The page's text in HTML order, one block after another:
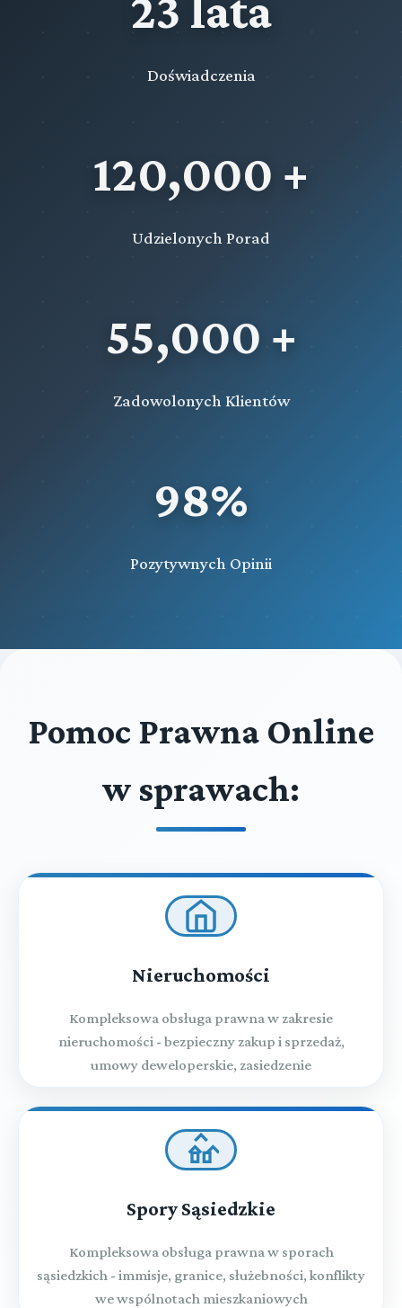
Doświadczenia
120,000 +
Udzielonych Porad
55,000 +
Zadowolonych Klientów
98%
Pozytywnych Opinii
Pomoc Prawna Online
w sprawach:
Nieruchomości
Kompleksowa obsługa prawna w zakresie
nieruchomości - bezpieczny zakup i sprzedaż,
umowy deweloperskie, zasiedzenie
Spory Sąsiedzkie
Kompleksowa obsługa prawna w sporach
sąsiedzkich - immisje, granice, służebności, konflikty
we wspólnotach mieszkaniowych